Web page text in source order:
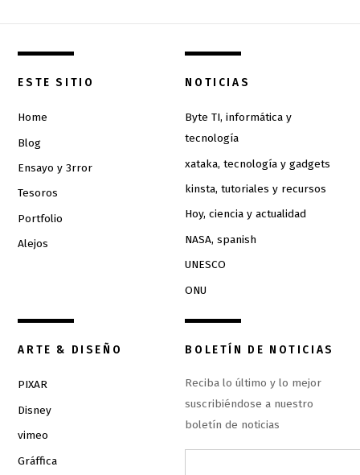
ESTE SITIO
Home
Blog
Ensayo y 3rror
Tesoros
Portfolio
Alejos
NOTICIAS
Byte TI, informática y
tecnología
xataka, tecnología y gadgets
kinsta, tutoriales y recursos
Hoy, ciencia y actualidad
NASA, spanish
UNESCO
ONU
ARTE & DISEÑO
PIXAR
Disney
vimeo
Gráffica
BOLETÍN DE NOTICIAS
Reciba lo último y lo mejor
suscribiéndose a nuestro
boletín de noticias